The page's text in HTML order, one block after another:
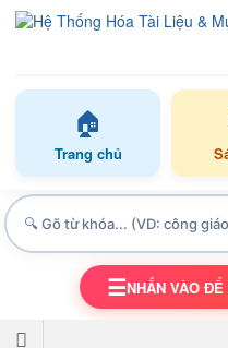
🏠
Trang chủ
☰NHẤN VÀO